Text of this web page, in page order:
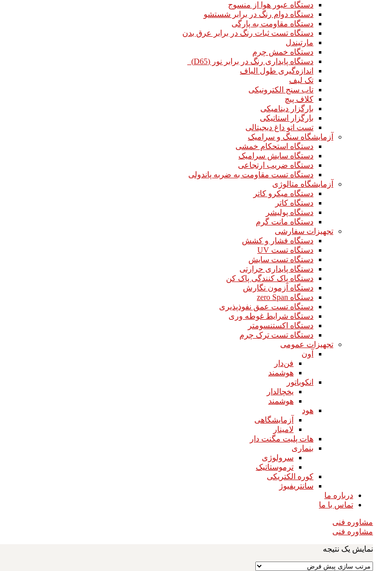
دستگاه عبور هوا از منسوج
دستگاه دوام رنگ در برابر شستشو
دستگاه مقاومت به پارگی
دستگاه تست ثبات رنگ در برابر عرق بدن
مارتیندل
دستگاه خمش چرم
دستگاه پایداری رنگ در برابر نور (D65)
اندازه‌گیری طول الیاف
تک لیف
تاب سنج الکترونیکی
کلاف پیچ
بارگزار دینامیکی
بارگزار استاتیکی
تست اتو داغ دیجیتالی
آزمایشگاه سنگ و سرامیک
دستگاه استحکام خمشی
دستگاه سایش سرامیک
دستگاه ضریب ارتجاعی
دستگاه تست مقاومت به ضربه پاندولی
آزمایشگاه متالوژی
دستگاه میکرو کاتر
دستگاه کاتر
دستگاه پولیشر
دستگاه مانت گرم
تجهیزات سفارشی
دستگاه فشار و کشش
دستگاه تست UV
دستگاه تست سایش
دستگاه پایداری حرارتی
دستگاه پاک کنندگی پاک کن
دستگاه آزمون نگارش
دستگاه zero Span
دستگاه تست عمق نفوذپذیری
دستگاه شرایط غوطه وری
دستگاه اکستنسومتر
دستگاه تست ترک چرم
تجهیزات عمومی
آون
فن‌دار
هوشمند
انکوباتور
یخچالدار
هوشمند
هود
آزمایشگاهی
لامینار​​​​​​​
هات پلیت مگنت دار​​​​​​​
بنماری
سرولوژی
ترموستاتیک
کوره الکتریکی
سانتریفیوژ
درباره ما
تماس با ما
مشاوره فنی
مشاوره فنی
نمایش یک نتیجه